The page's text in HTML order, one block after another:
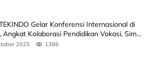
Gelar Konferensi Internasional di
Angkat Kolaborasi Pendidikan Vokasi, Simak
2025 1386